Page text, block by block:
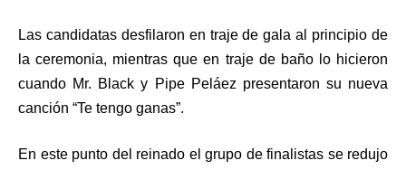
Las candidatas desfilaron en traje de gala al principio de
la ceremonia, mientras que en traje de baño lo hicieron
cuando Mr. Black y Pipe Peláez presentaron su nueva
canción “Te tengo ganas”.
En este punto del reinado el grupo de finalistas se redujo